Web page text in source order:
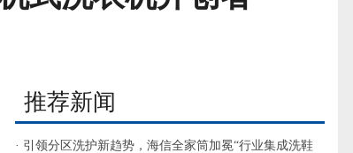
推荐新闻
· 引领分区洗护新趋势，海信全家筒加冕“行业集成洗鞋